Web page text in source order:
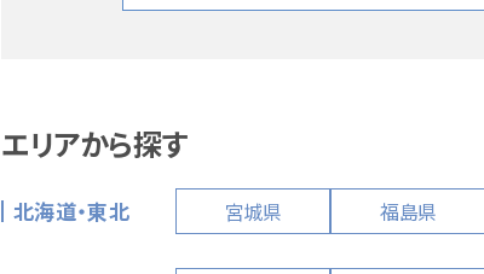
エリアから探す
北海道・東北 宮城県 福島県